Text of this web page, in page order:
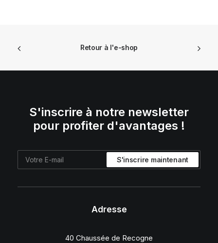
Retour à l'e-shop
S'inscrire à notre newsletter
pour profiter d'avantages !
Adresse
40 Chaussée de Recogne